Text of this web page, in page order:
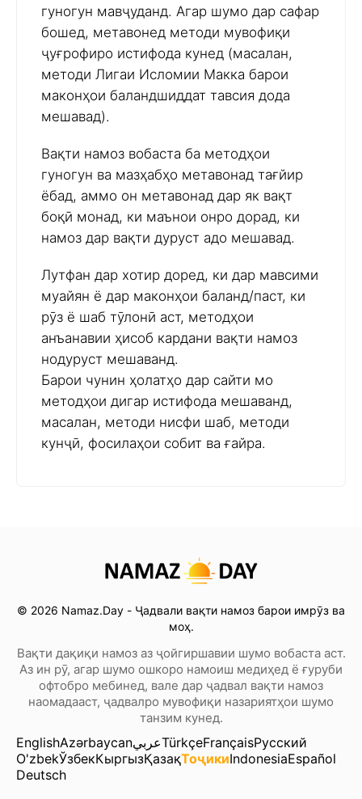
гуногун мавҷуданд. Агар шумо дар сафар
бошед, метавонед методи мувофиқи
ҷуғрофиро истифода кунед (масалан,
методи Лигаи Исломии Макка барои
маконҳои баландшиддат тавсия дода
мешавад).
Вақти намоз вобаста ба методҳои
гуногун ва мазҳабҳо метавонад тағйир
ёбад, аммо он метавонад дар як вақт
боқӣ монад, ки маънои онро дорад, ки
намоз дар вақти дуруст адо мешавад.
Лутфан дар хотир доред, ки дар мавсими
муайян ё дар маконҳои баланд/паст, ки
рӯз ё шаб тӯлонӣ аст, методҳои
анъанавии ҳисоб кардани вақти намоз
нодуруст мешаванд.
Барои чунин ҳолатҳо дар сайти мо
методҳои дигар истифода мешаванд,
масалан, методи нисфи шаб, методи
кунҷӣ, фосилаҳои собит ва ғайра.
© 2026 Namaz.Day - Ҷадвали вақти намоз барои имрӯз ва
моҳ.
Вақти дақиқи намоз аз ҷойгиршавии шумо вобаста аст.
Аз ин рӯ, агар шумо ошкоро намоиш медиҳед ё ғуруби
офтобро мебинед, вале дар ҷадвал вақти намоз
наомадааст, ҷадвалро мувофиқи назариятҳои шумо
танзим кунед.
EnglishAzərbaycanعربيTürkçeFrançaisРусский
O'zbekЎзбекКыргызҚазақТоҷикиIndonesiaEspañol
Deutsch